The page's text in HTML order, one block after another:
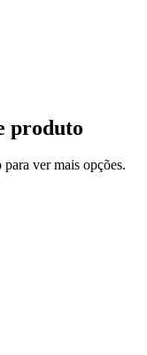
produto
ver mais opções.